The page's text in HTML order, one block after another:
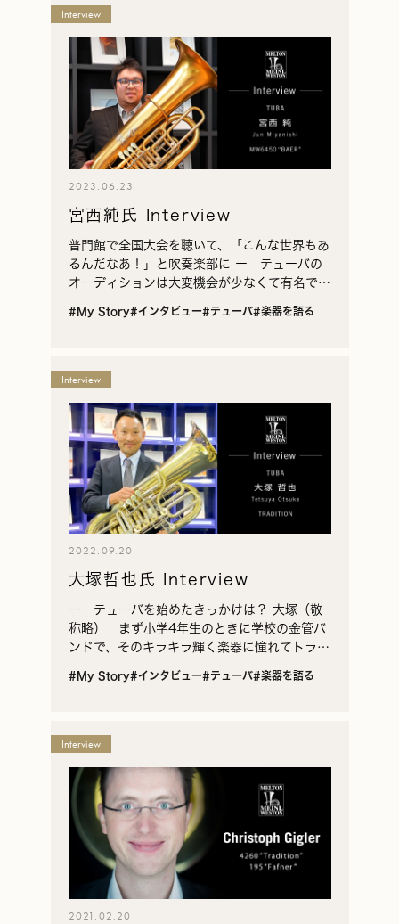
Interview
2023.06.23
宮西純氏 Interview
普門館で全国大会を聴いて、「こんな世界もあ
るんだなあ！」と吹奏楽部に ー テューバの
オーディションは大変機会が少なくて有名です
団へのご入団おめでとうございます。 宮西
#My Story#インタビュー#テューバ#楽器を語る
Interview
2022.09.20
大塚哲也氏 Interview
ー テューバを始めたきっかけは？ 大塚（敬
称略） まず小学4年生のときに学校の金管バ
ンドで、そのキラキラ輝く楽器に憧れてトラン
い音がどうしても出ないし、トランペットの音
#My Story#インタビュー#テューバ#楽器を語る
Interview
2021.02.20